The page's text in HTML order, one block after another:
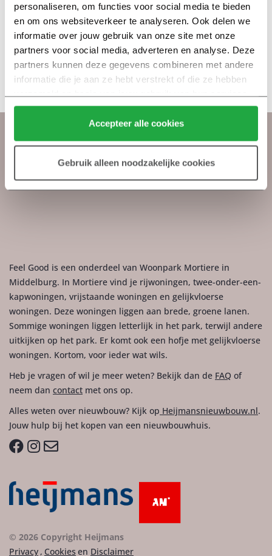
personaliseren, om functies voor social media te bieden
en om ons websiteverkeer te analyseren. Ook delen we
informatie over jouw gebruik van onze site met onze
partners voor social media, adverteren en analyse. Deze
partners kunnen deze gegevens combineren met andere
informatie die je aan ze hebt verstrekt of die ze hebben
verzameld op basis van jouw gebruik van hun services.
Klik hier voor meer informatie over ons cookiebeleid.
Accepteer alle cookies
Gebruik alleen noodzakelijke cookies
laten informeren. De adviseurs van Rabobank staan
tussen 13.00 en 16.00 uur voor je klaar bij Van der
Valk in Middelburg.
Daarnaast zijn er ook ontwikkelaars en makelaars
aanwezig om je aanvullende vragen te beantwoorden
over de woningen Feel Good en andere projecten.
Feel Good is een onderdeel van Woonpark Mortiere in
Middelburg. In Mortiere vind je rijwoningen, twee-onder-een-
kapwoningen, vrijstaande woningen en gelijkvloerse
woningen. Deze woningen liggen aan brede, groene lanen.
Sommige woningen liggen letterlijk in het park, terwijl andere
uitkijken op het park. Er komt ook een hofje met gelijkvloerse
woningen. Kortom, voor ieder wat wils.
Heb je vragen of wil je meer weten? Bekijk dan de FAQ of
neem dan contact met ons op.
Alles weten over nieuwbouw? Kijk op Heijmansnieuwbouw.nl.
Jouw hulp bij het kopen van een nieuwbouwhuis.
© 2026 Copyright Heijmans
Privacy , Cookies en Disclaimer